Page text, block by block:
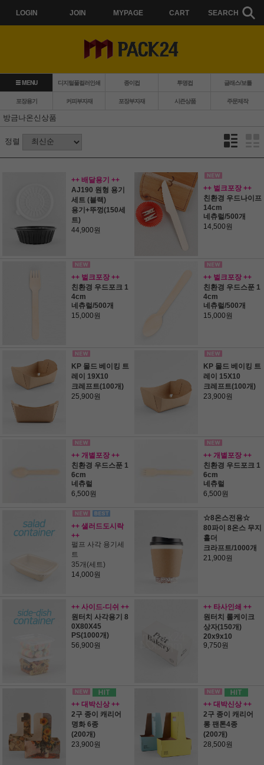
LOGIN JOIN MYPAGE CART SEARCH
MENU 디지털풀컬러인쇄 종이컵 투명컵 글래스/보틀
포장용기 커피부자재 포장부자재 시즌상품
주문제작
방금나온신상품
정렬
++ 배달용기 ++
AJ190 원형 용기
세트 (블랙)
용기+뚜껑(150세
트)
44,900원
++ 벌크포장 ++
친환경 우드나이프
14cm
네츄럴/500개
14,500원
++ 벌크포장 ++
친환경 우드포크 1
4cm
네츄럴/500개
15,000원
++ 벌크포장 ++
친환경 우드스푼 1
4cm
네츄럴/500개
15,000원
KP 몰드 베이킹 트
레이 19X10
크레프트(100개)
25,900원
KP 몰드 베이킹 트
레이 15X10
크레프트(100개)
23,900원
++ 개별포장 ++
친환경 우드스푼 1
6cm
네츄럴
6,500원
++ 개별포장 ++
친환경 우드포크 1
6cm
네츄럴
6,500원
++ 샐러드도시락
++
펄프 사각 용기세
트
35개(세트)
14,000원
☆8온스전용☆
80파이 8온스 무지
홀더
크라프트/1000개
21,900원
++ 사이드-디쉬 ++
원터치 사각용기 8
0X80X45
PS(1000개)
56,900원
++ 타사인쇄 ++
원터치 롤케이크
상자(150개)
20x9x10
9,750원
++ 대박신상 ++
2구 종이 캐리어
명화 6종
(200개)
23,900원
++ 대박신상 ++
2구 종이 캐리어
롱 팬톤4종
(200개)
28,500원